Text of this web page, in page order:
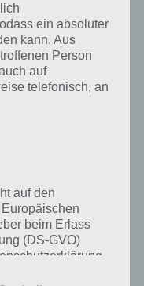
um Unternehmen,
worden ist. Um ein
entwickeln in erster Linie
orientieren sich hierbei
spielt die Entwicklung
eines Unternehmens eine
nicht zwingend
eine Gewinn- oder
es sich um die
Verlustgeschäfte. Diese
sich jedoch mittel- bis
ein absoluter
kann. Aus
Person
auf
telefonisch, an
auf den
beim Erlass
(DS-GVO)